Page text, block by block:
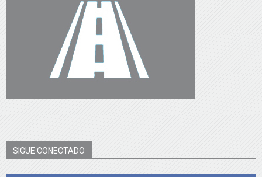
SIGUE CONECTADO